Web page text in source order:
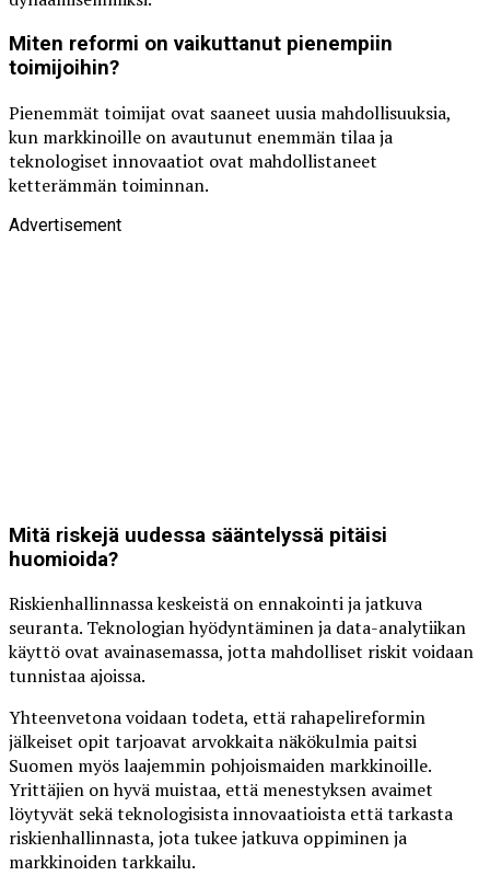
Miten reformi on vaikuttanut pienempiin
toimijoihin?
Pienemmät toimijat ovat saaneet uusia mahdollisuuksia,
kun markkinoille on avautunut enemmän tilaa ja
teknologiset innovaatiot ovat mahdollistaneet
ketterämmän toiminnan.
Advertisement
Mitä riskejä uudessa sääntelyssä pitäisi
huomioida?
Riskienhallinnassa keskeistä on ennakointi ja jatkuva
seuranta. Teknologian hyödyntäminen ja data-analytiikan
käyttö ovat avainasemassa, jotta mahdolliset riskit voidaan
tunnistaa ajoissa.
Yhteenvetona voidaan todeta, että rahapelireformin
jälkeiset opit tarjoavat arvokkaita näkökulmia paitsi
Suomen myös laajemmin pohjoismaiden markkinoille.
Yrittäjien on hyvä muistaa, että menestyksen avaimet
löytyvät sekä teknologisista innovaatioista että tarkasta
riskienhallinnasta, jota tukee jatkuva oppiminen ja
markkinoiden tarkkailu.